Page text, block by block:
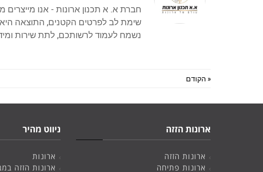
חברת א. א תכנון ארונות - אנו
שימת לב לפרטים הקטנים, התוצאה היא
נשמח לעמוד לרשותכם, לתת שירות
« הקודם
ארונות הזזה
ארונות הזזה
ארונות פתיחה
ניווט מהיר
ארונות
ארונות הזזה